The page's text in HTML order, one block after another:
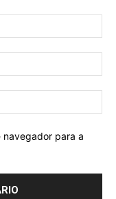
navegador para a